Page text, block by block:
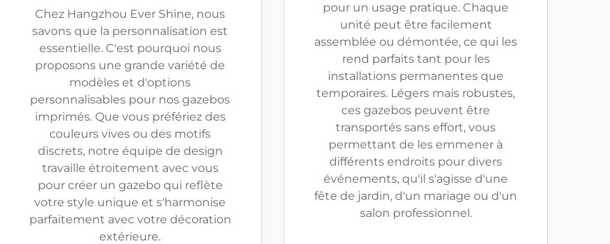
Chez Hangzhou Ever Shine, nous
savons que la personnalisation est
essentielle. C'est pourquoi nous
proposons une grande variété de
modèles et d'options
personnalisables pour nos gazebos
imprimés. Que vous préfériez des
couleurs vives ou des motifs
discrets, notre équipe de design
travaille étroitement avec vous
pour créer un gazebo qui reflète
votre style unique et s'harmonise
parfaitement avec votre décoration
extérieure.
pour un usage pratique. Chaque
unité peut être facilement
assemblée ou démontée, ce qui les
rend parfaits tant pour les
installations permanentes que
temporaires. Légers mais robustes,
ces gazebos peuvent être
transportés sans effort, vous
permettant de les emmener à
différents endroits pour divers
événements, qu'il s'agisse d'une
fête de jardin, d'un mariage ou d'un
salon professionnel.